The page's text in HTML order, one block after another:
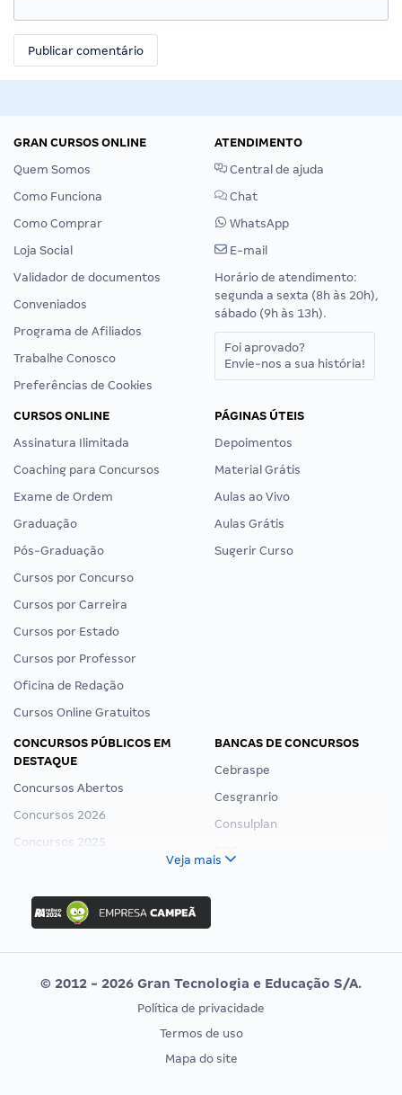
GRAN CURSOS ONLINE
Quem Somos
Como Funciona
Como Comprar
Loja Social
Validador de documentos
Conveniados
Programa de Afiliados
Trabalhe Conosco
Preferências de Cookies
ATENDIMENTO
Central de ajuda
Chat
WhatsApp
E-mail
Horário de atendimento:
segunda a sexta (8h às 20h),
sábado (9h às 13h).
Foi aprovado?
Envie-nos a sua história!
CURSOS ONLINE
Assinatura Ilimitada
Coaching para Concursos
Exame de Ordem
Graduação
Pós-Graduação
Cursos por Concurso
Cursos por Carreira
Cursos por Estado
Cursos por Professor
Oficina de Redação
Cursos Online Gratuitos
PÁGINAS ÚTEIS
Depoimentos
Material Grátis
Aulas ao Vivo
Aulas Grátis
Sugerir Curso
CONCURSOS PÚBLICOS EM
DESTAQUE
Concursos Abertos
Concursos 2026
Concursos 2025
Concurso Nacional Unificado
Concurso Ibama
Concurso MPU
Editais publicados
BANCAS DE CONCURSOS
Cebraspe
Cesgranrio
Consulplan
Vunesp
CONCURSOS POR PROFISSÃO
EXAME DE ORDEM
Veja mais
© 2012 - 2026 Gran Tecnologia e Educação S/A.
Política de privacidade
Termos de uso
Mapa do site